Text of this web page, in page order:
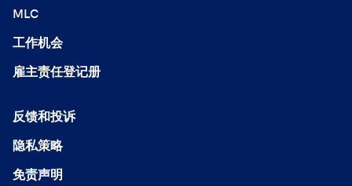
MLC
工作机会
雇主责任登记册
反馈和投诉
隐私策略
免责声明